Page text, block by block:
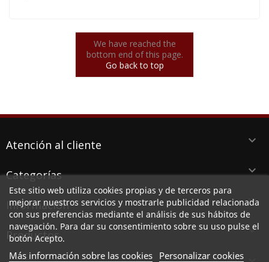
We have reached the
bottom end of this page.
Go back to top
Atención al cliente keyboard_arrow_down
Categorías keyboard_arrow_down
Información keyboard_arrow_down
Productos keyboard_arrow_down
Este sitio web utiliza cookies propias y de terceros para
mejorar nuestros servicios y mostrarle publicidad relacionada
con sus preferencias mediante el análisis de sus hábitos de
navegación. Para dar su consentimiento sobre su uso pulse el
botón Acepto.
Más información sobre las cookies Personalizar cookies